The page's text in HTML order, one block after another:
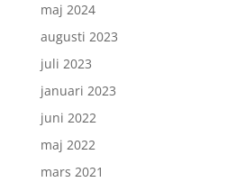
maj 2024
augusti 2023
juli 2023
januari 2023
juni 2022
maj 2022
mars 2021